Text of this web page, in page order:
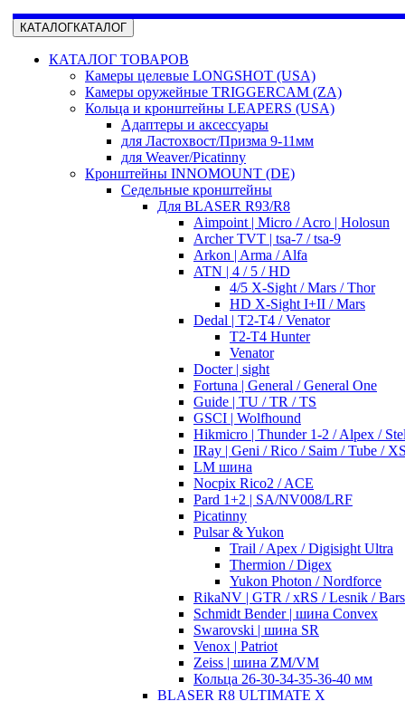
КАТАЛОГКАТАЛОГ
КАТАЛОГ ТОВАРОВ
Камеры целевые LONGSHOT (USA)
Камеры оружейные TRIGGERCAM (ZA)
Кольца и кронштейны LEAPERS (USA)
Адаптеры и аксессуары
для Ластохвост/Призма 9-11мм
для Weaver/Picatinny
Кронштейны INNOMOUNT (DE)
Седельные кронштейны
Для BLASER R93/R8
Aimpoint | Micro / Acro | Holosun
Archer TVT | tsa-7 / tsa-9
Arkon | Arma / Alfa
ATN | 4 / 5 / HD
4/5 X-Sight / Mars / Thor
HD X-Sight I+II / Mars
Dedal | T2-T4 / Venator
T2-T4 Hunter
Venator
Docter | sight
Fortuna | General / General One
Guide | TU / TR / TS
GSCI | Wolfhound
Hikmicro | Thunder 1-2 / Alpex /
IRay | Geni / Rico / Saim / Tube /
LM шина
Nocpix Rico2 / ACE
Pard 1+2 | SA/NV008/LRF
Picatinny
Pulsar & Yukon
Trail / Apex / Digisight Ultra
Thermion / Digex
Yukon Photon / Nordforce
RikaNV | GTR / xRS / Lesnik /
Schmidt Bender | шина Convex
Swarovski | шина SR
Venox | Patriot
Zeiss | шина ZM/VM
Кольца 26-30-34-35-36-40 мм
BLASER R8 ULTIMATE X